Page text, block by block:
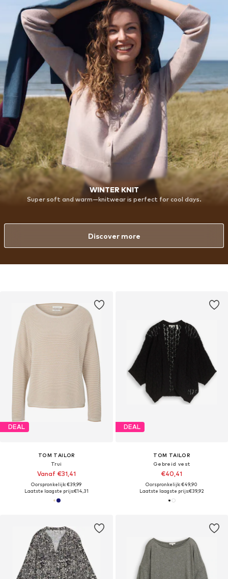
DEAL
TOM TAILOR
Trui
Vanaf €31,41
Oorspronkelijk: €39,99
Laatste laagste prijs:€14,31
DEAL
TOM TAILOR
Gebreid vest
€40,41
Oorspronkelijk: €49,90
Laatste laagste prijs:€39,92
WINTER KNIT
Super soft and warm—knitwear is perfect for cool days.
Discover more